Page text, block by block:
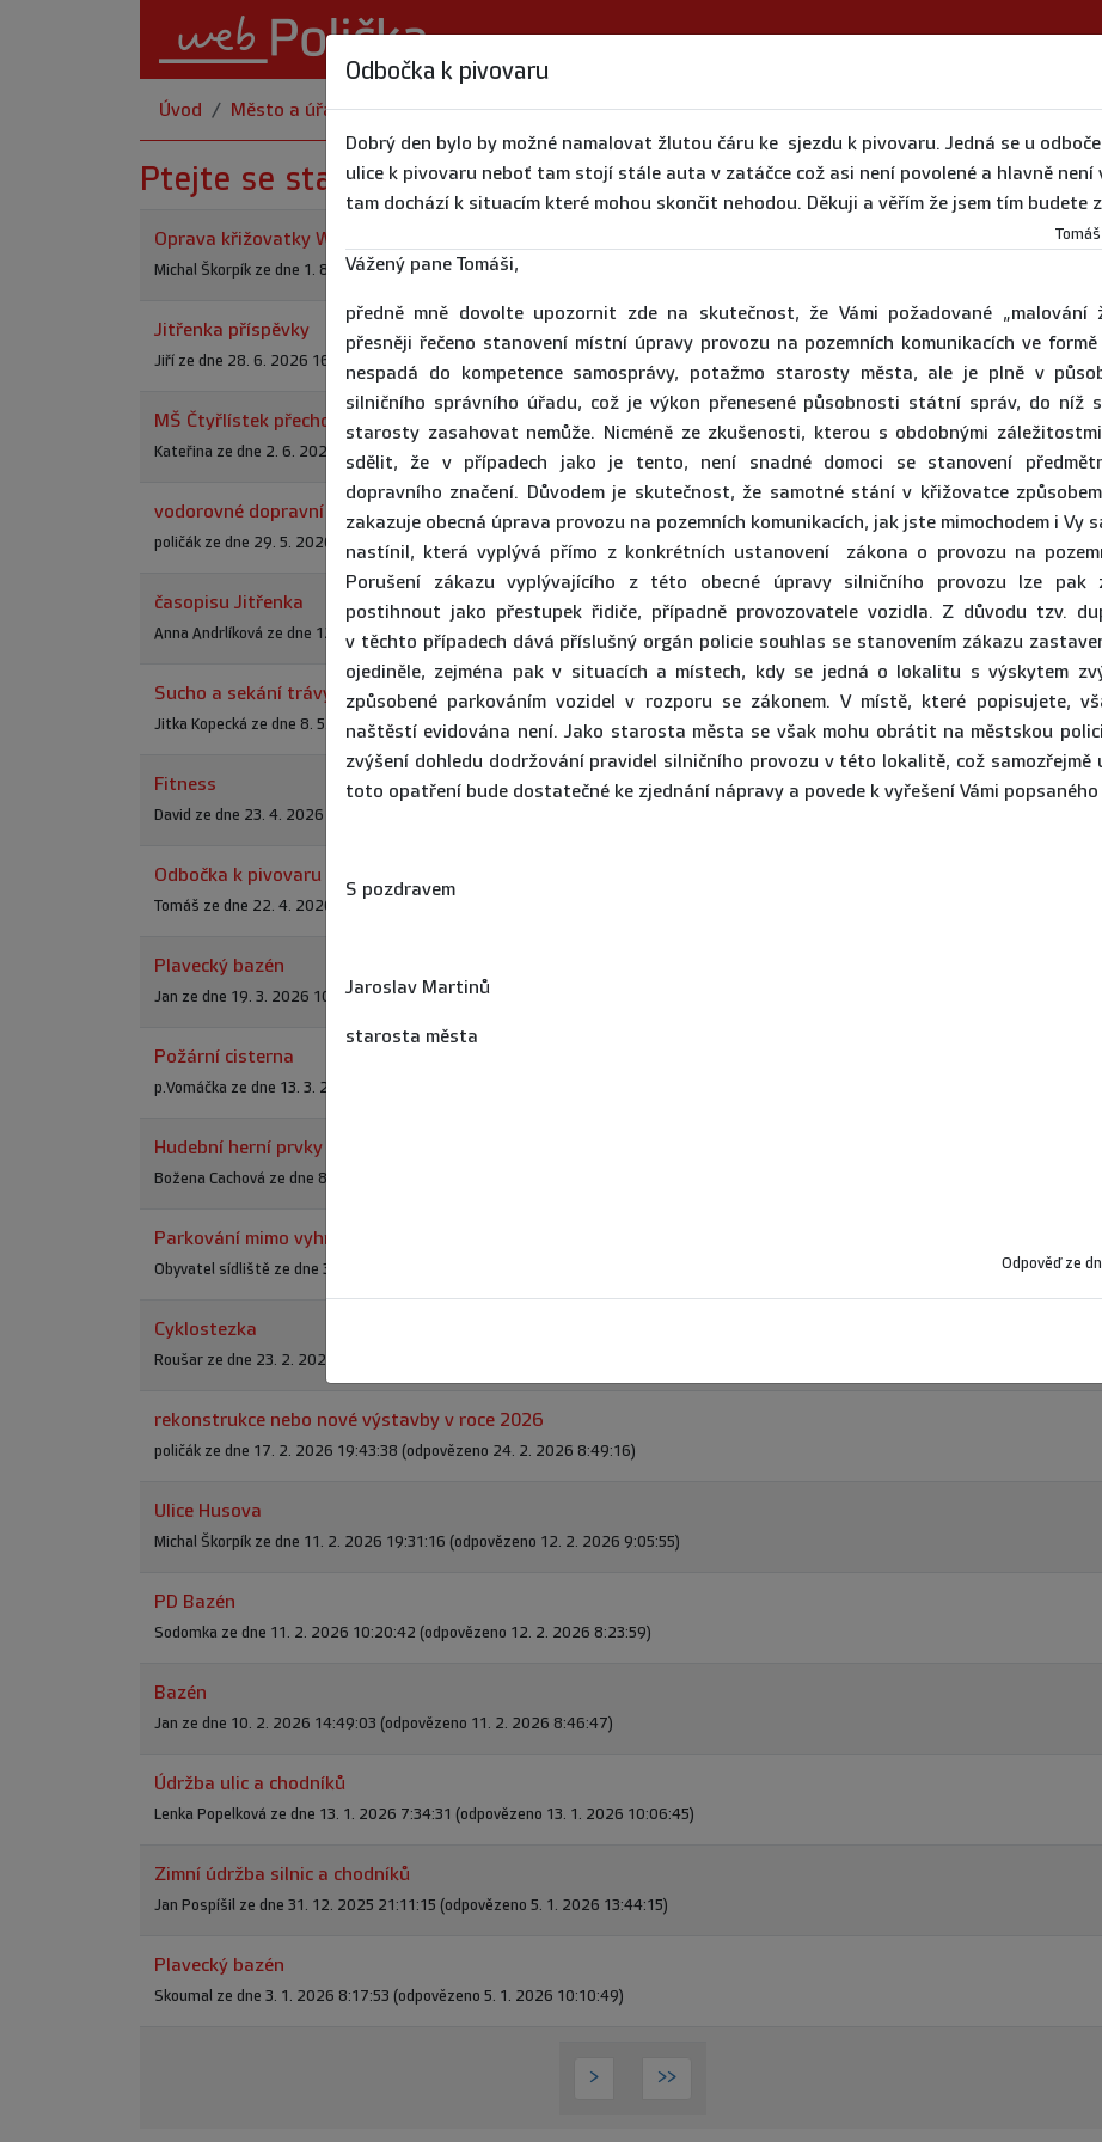
Úvod Město a úřad Ptejte se...
Ptejte se starosty
Oprava křižovatky Wolkerova a Mánesová
Michal Škorpík ze dne 1. 8. 2026 15:16:12 (odpovězeno 5. 8. 2026 10:48:56)
Jitřenka příspěvky
Jiří ze dne 28. 6. 2026 16:10:54 (odpovězeno 29. 6. 2026 8:44:11)
MŠ Čtyřlístek přechod pro chodce
Kateřina ze dne 2. 6. 2026 20:53:17 (odpovězeno 17. 6. 2026 9:49:34)
vodorovné dopravní značení parkovišť
poličák ze dne 29. 5. 2026 20:00:04 (odpovězeno 2. 6. 2026 13:19:02)
časopisu Jitřenka
Anna Andrlíková ze dne 12. 5. 2026 15:48:16 (odpovězeno 14. 5. 2026 11:04:13)
Sucho a sekání trávy ve městě
Jitka Kopecká ze dne 8. 5. 2026 0:29:11 (odpovězeno 11. 5. 2026 13:32:30)
Fitness
David ze dne 23. 4. 2026 13:28:04 (odpovězeno 5. 5. 2026 8:45:47)
Odbočka k pivovaru
Tomáš ze dne 22. 4. 2026 21:08:03 (odpovězeno 24. 4. 2026 12:44:05)
Odbočka k pivovaru
Dobrý den bylo by možné namalovat žlutou čáru ke sjezdu k pivovaru. Jedná se u
ulice k pivovaru neboť tam stojí stále auta v zatáčce což asi není povolené a hlavně
tam dochází k situacím které mohou skončit nehodou. Děkuji a věřím že jsem tím budete
Vážený pane Tomáši,
předně mně dovolte upozornit zde na skutečnost, že Vámi požadované „malování
přesněji řečeno stanovení místní úpravy provozu na pozemních komunikacích ve
nespadá do kompetence samosprávy, potažmo starosty města, ale je plně v
silničního správního úřadu, což je výkon přenesené působnosti státní správ, do níž
starosty zasahovat nemůže. Nicméně ze zkušenosti, kterou s obdobnými záležitostmi
sdělit, že v případech jako je tento, není snadné domoci se stanovení
dopravního značení. Důvodem je skutečnost, že samotné stání v křižovatce
zakazuje obecná úprava provozu na pozemních komunikacích, jak jste mimochodem i Vy
nastínil, která vyplývá přímo z konkrétních ustanovení zákona o provozu na
Porušení zákazu vyplývajícího z této obecné úpravy silničního provozu lze pak
postihnout jako přestupek řidiče, případně provozovatele vozidla. Z důvodu tzv.
v těchto případech dává příslušný orgán policie souhlas se stanovením zákazu
ojediněle, zejména pak v situacích a místech, kdy se jedná o lokalitu s výskytem
způsobené parkováním vozidel v rozporu se zákonem. V místě, které popisujete,
naštěstí evidována není. Jako starosta města se však mohu obrátit na městskou
zvýšení dohledu dodržování pravidel silničního provozu v této lokalitě, což samozřejmě
toto opatření bude dostatečné ke zjednání nápravy a povede k vyřešení Vámi popsaného
S pozdravem
Jaroslav Martinů
starosta města
Odpověď ze
Plavecký bazén
Jan ze dne 19. 3. 2026 10:34:42 (odpovězeno 24. 3. 2026 8:24:17)
Požární cisterna
p.Vomáčka ze dne 13. 3. 2026 15:42:28 (odpovězeno 16. 3. 2026 12:47:26)
Hudební herní prvky
Božena Cachová ze dne 8. 3. 2026 15:15:17 (odpovězeno 9. 3. 2026 10:38:02)
Parkování mimo vyhrazená místa
Obyvatel sídliště ze dne 3. 3. 2026 17:11:06 (odpovězeno 4. 3. 2026 16:08:31)
Cyklostezka
Roušar ze dne 23. 2. 2026 17:44:43 (odpovězeno 24. 2. 2026 9:25:58)
rekonstrukce nebo nové výstavby v roce 2026
poličák ze dne 17. 2. 2026 19:43:38 (odpovězeno 24. 2. 2026 8:49:16)
Ulice Husova
Michal Škorpík ze dne 11. 2. 2026 19:31:16 (odpovězeno 12. 2. 2026 9:05:55)
PD Bazén
Sodomka ze dne 11. 2. 2026 10:20:42 (odpovězeno 12. 2. 2026 8:23:59)
Bazén
Jan ze dne 10. 2. 2026 14:49:03 (odpovězeno 11. 2. 2026 8:46:47)
Údržba ulic a chodníků
Lenka Popelková ze dne 13. 1. 2026 7:34:31 (odpovězeno 13. 1. 2026 10:06:45)
Zimní údržba silnic a chodníků
Jan Pospíšil ze dne 31. 12. 2025 21:11:15 (odpovězeno 5. 1. 2026 13:44:15)
Plavecký bazén
Skoumal ze dne 3. 1. 2026 8:17:53 (odpovězeno 5. 1. 2026 10:10:49)
> >>